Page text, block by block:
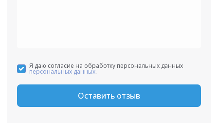
Я даю согласие на обработку персональных данных
персональных данных.
Оставить отзыв